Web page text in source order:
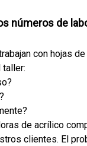
números de
con hojas
taller:
de acrílico
clientes. El